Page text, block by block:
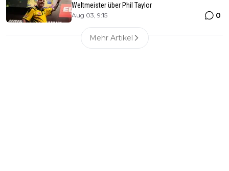
Weltmeister über Phil Taylor
Aug 03, 9:15 0
Mehr Artikel